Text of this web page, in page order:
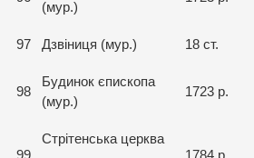
(мур.)
97 Дзвіниця (мур.) 18 ст.
98
Будинок єпископа
(мур.)
1723 р.
Стрітенська церква